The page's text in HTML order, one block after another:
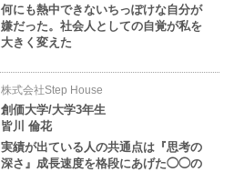
何にも熱中できないちっぽけな自分が
嫌だった。社会人としての自覚が私を
大きく変えた
株式会社Step House
創価大学/大学3年生
皆川 倫花
実績が出ている人の共通点は『思考の
深さ』成長速度を格段にあげた◯◯の